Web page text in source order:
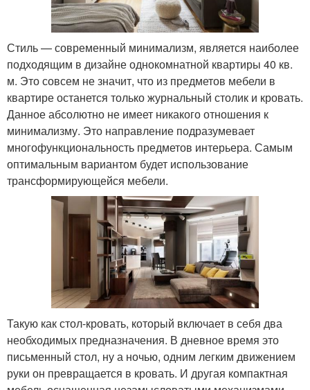
Стиль — современный минимализм, является наиболее
подходящим в дизайне однокомнатной квартиры 40 кв.
м. Это совсем не значит, что из предметов мебели в
квартире останется только журнальный столик и кровать.
Данное абсолютно не имеет никакого отношения к
минимализму. Это направление подразумевает
многофункциональность предметов интерьера. Самым
оптимальным вариантом будет использование
трансформирующейся мебели.
Такую как стол-кровать, который включает в себя два
необходимых предназначения. В дневное время это
письменный стол, ну а ночью, одним легким движением
руки он превращается в кровать. И другая компактная